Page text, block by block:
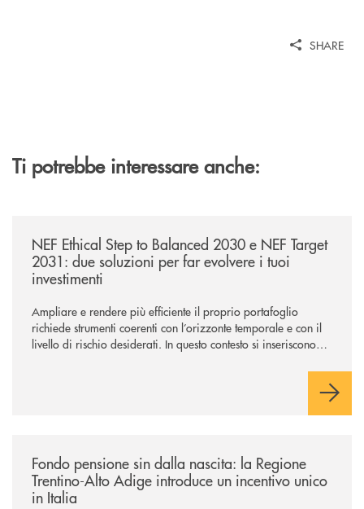
SHARE
Ti potrebbe interessare anche:
NEF Ethical Step to Balanced 2030 e NEF Target
2031: due soluzioni per far evolvere i tuoi
investimenti
Ampliare e rendere più efficiente il proprio portafoglio
richiede strumenti coerenti con l’orizzonte temporale e con il
livello di rischio desiderati. In questo contesto si inseriscono
soluzioni tra loro complementari, pensate per accompagnare
Fondo pensione sin dalla nascita: la Regione
Trentino-Alto Adige introduce un incentivo unico
in Italia